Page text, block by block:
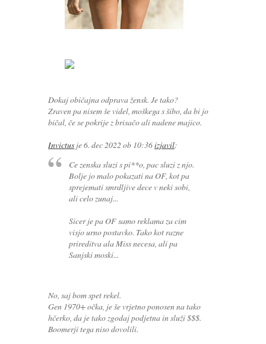
Dokaj običajna odprava žensk. Je tako?
Zraven pa nisem še videl, moškega s šibo, da bi jo
bičal, če se pokrije z brisačo ali nadene majico.
Invictus je6. dec 2022 ob 10:36izjavil:
Ce zenska sluzi s pi**o, pac sluzi z njo.
Bolje jo malo pokazati na OF, kot pa
sprejemati smrdljive dece v neki sobi,
ali celo zunaj...
Sicer je pa OF samo reklama za cim
visjo urno postavko. Tako kot razne
prireditva ala Miss necesa, ali pa
Sanjski moski...
No, saj bom spet rekel.
Gen 1970+ očka, je še vrjetno ponosen na tako
hčerko, da je tako zgodaj podjetna in služi $$$.
Boomerji tega niso dovolili.